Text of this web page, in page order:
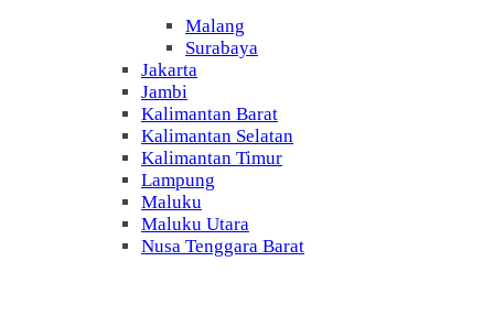
Malang
Surabaya
Jakarta
Jambi
Kalimantan Barat
Kalimantan Selatan
Kalimantan Timur
Lampung
Maluku
Maluku Utara
Nusa Tenggara Barat